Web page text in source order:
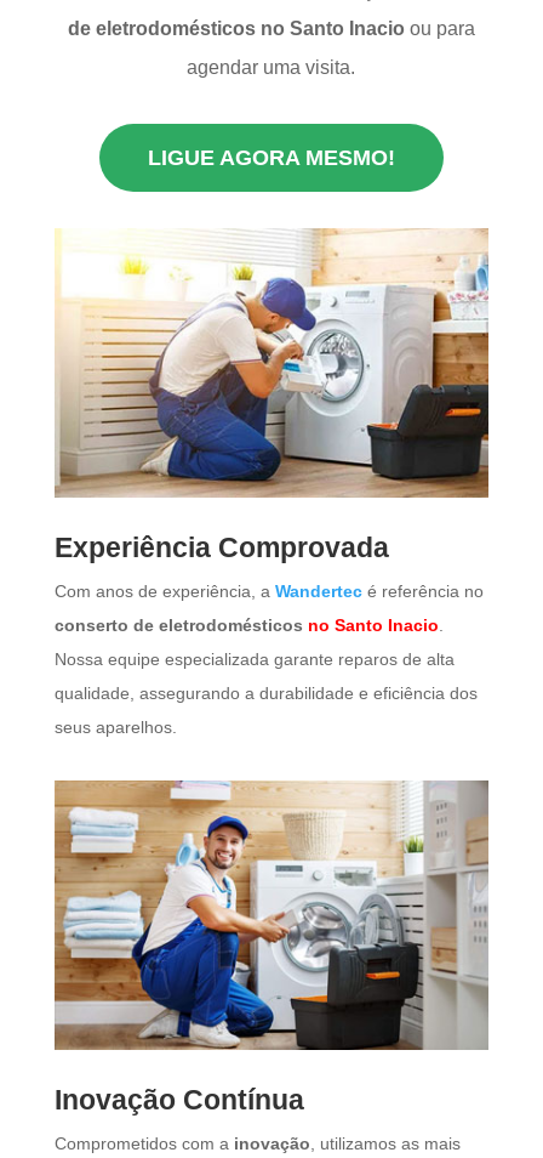
de eletrodomésticos no Santo Inacio ou para
agendar uma visita.
LIGUE AGORA MESMO!
​Experiência Comprovada
Com anos de experiência, a Wandertecé referência no
conserto de eletrodomésticos no Santo Inacio
Nossa equipe especializada garante reparos de alta
qualidade, assegurando a durabilidade e eficiência dos
seus aparelhos.
Inovação Contínua
Comprometidos com a inovação, utilizamos as mais